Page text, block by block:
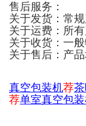
售后服务：
关于发货：常
关于运费：所
关于收货：一
关于售后：产
真空包装机荐
荐单室真空包